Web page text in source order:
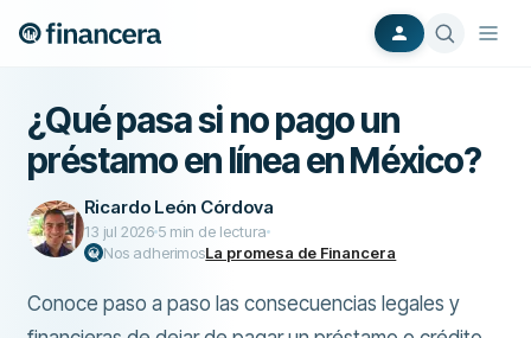
¿Qué pasa si no pago un
préstamo en línea en México?
Ricardo León Córdova
13 jul 2026 5 min de lectura
Nos adherimosLa promesa de Financera
Conoce paso a paso las consecuencias legales y